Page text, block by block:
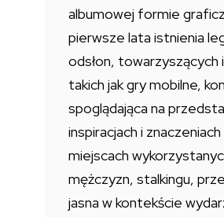
albumowej formie
pierwsze lata istnienia
odsłon, towarzyszących
takich jak gry mobilne,
spoglądająca na
inspiracjach i
miejscach
mężczyzn, stalkingu,
jasna w kontekście